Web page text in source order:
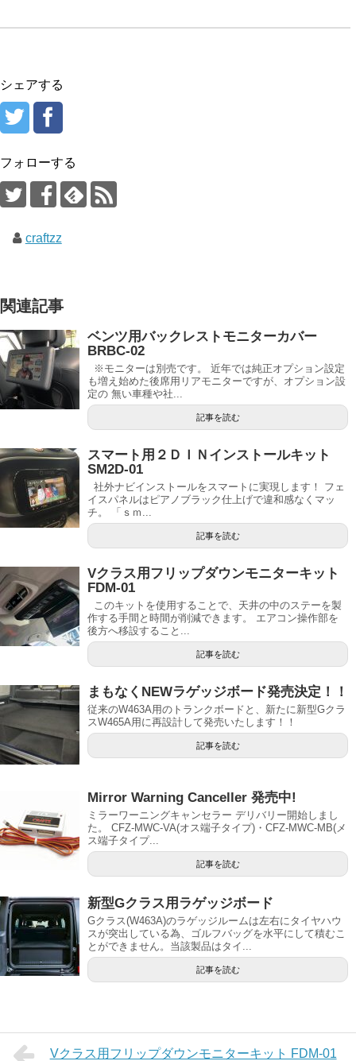
シェアする
フォローする
craftzz
関連記事
ベンツ用バックレストモニターカバー
BRBC-02
※モニターは別売です。 近年では純正オプション設定
も増え始めた後席用リアモニターですが、オプション設
定の 無い車種や社...
記事を読む
スマート用２ＤＩＮインストールキット
SM2D-01
社外ナビインストールをスマートに実現します！ フェ
イスパネルはピアノブラック仕上げで違和感なくマッ
チ。 「ｓｍ...
記事を読む
Vクラス用フリップダウンモニターキット
FDM-01
このキットを使用することで、天井の中のステーを製
作する手間と時間が削減できます。 エアコン操作部を
後方へ移設すること...
記事を読む
まもなくNEWラゲッジボード発売決定！！
従来のW463A用のトランクボードと、新たに新型Gクラ
スW465A用に再設計して発売いたします！！
記事を読む
Mirror Warning Canceller 発売中!
ミラーワーニングキャンセラー デリバリー開始しまし
た。 CFZ-MWC-VA(オス端子タイプ)・CFZ-MWC-MB(メ
ス端子タイプ...
記事を読む
新型Gクラス用ラゲッジボード
Gクラス(W463A)のラゲッジルームは左右にタイヤハウ
スが突出している為、ゴルフバッグを水平にして積むこ
とができません。当該製品はタイ...
記事を読む
Vクラス用フリップダウンモニターキット FDM-01